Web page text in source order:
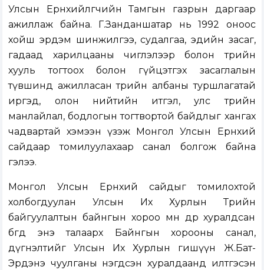
Улсын Ерөнхийлөгчийн Тамгын газрын даргаар
ажиллаж байна. Г.Занданшатар нь 1992 оноос
хойш эрдэм шинжилгээ, судалгаа, эдийн засаг,
гадаад харилцааны чиглэлээр болон төрийн
хууль тогтоох болон гүйцэтгэх засаглалын
түвшинд ажилласан төрийн албаны туршлагатай
иргэд, олон нийтийн итгэл, улс төрийн
манлайлал, бодлогын тогтвортой байдлыг хангах
чадвартай хэмээн үзэж Монгол Улсын Ерөнхий
сайдаар томилуулахаар санал болгож байна
гэлээ.
Монгол Улсын Ерөнхий сайдыг томилохтой
холбогдуулан Улсын Их Хурлын Төрийн
байгуулалтын байнгын хороо мөн өдөр хуралдсан
бөгөөд энэ талаарх Байнгын хорооны санал,
дүгнэлтийг Улсын Их Хурлын гишүүн Ж.Бат-
Эрдэнэ чуулганы нэгдсэн хуралдаанд илтгэсэн